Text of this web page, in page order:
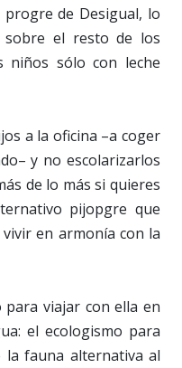
de Desigual, lo
sobre el resto de los
niños sólo con leche
a la oficina –a coger
y no escolarizarlos
de lo más si quieres
pijopgre que
en armonía con la
viajar con ella en
el ecologismo para
la fauna alternativa al